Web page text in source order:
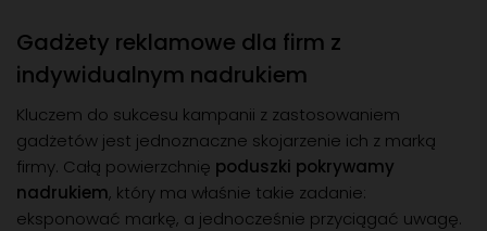
Gadżety reklamowe dla firm z
indywidualnym nadrukiem
Kluczem do sukcesu kampanii z zastosowaniem
gadżetów jest jednoznaczne skojarzenie ich z marką
firmy. Całą powierzchnię poduszki pokrywamy
nadrukiem, który ma właśnie takie zadanie:
eksponować markę, a jednocześnie przyciągać uwagę.